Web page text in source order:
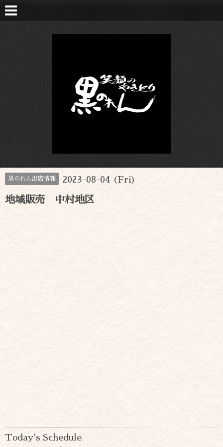
黒のれん出店情報 2023-08-04 (Fri)
地域販売 中村地区
Today's Schedule